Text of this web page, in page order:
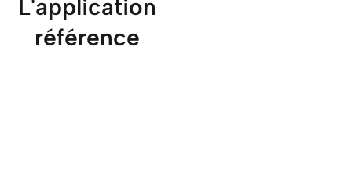
L'application
référence